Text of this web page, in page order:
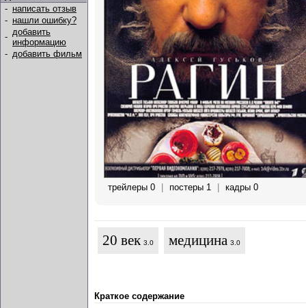
- написать отзыв
- нашли ошибку?
- добавить
информацию
- добавить фильм
трейлеры 0 постеры 1 кадры 0
20 век 3.0 медицина 3.0
Краткое содержание